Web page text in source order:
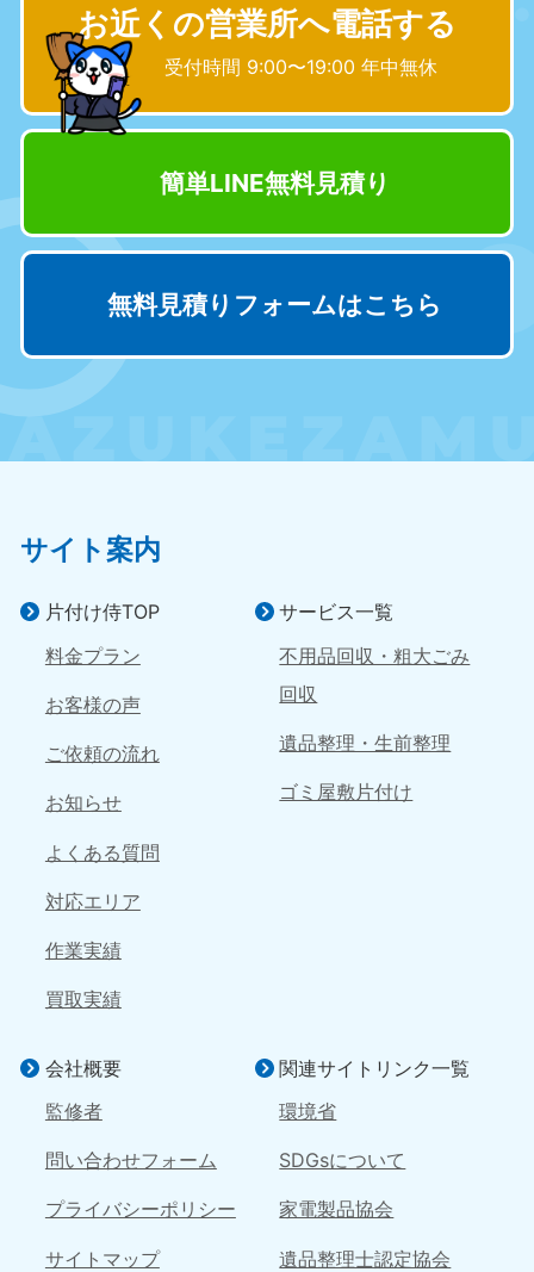
お近くの営業所へ電話する
受付時間 9:00〜19:00 年中無休
簡単LINE無料見積り
無料見積りフォームはこちら
福井県
050-1881-5258
9:00〜19:00 年中無休
石川県
050-1881-5261
9:00〜19:00 年中無休
富山県
050-1881-5262
9:00〜19:00 年中無休
山梨県
9:00〜19:00 年中無休
050-1881-5263
近畿
大阪府
050-1881-5250
9:00〜19:00 年中無休
9:00〜19:00 年中無休
050-1881-5253 050-1881-5252
050-1881-5248
9:00〜19:00 年中無休
中国
050-1881-5146
9:00〜19:00 年中無休
広島県
050-1881-5144
9:00〜19:00 年中無休
050-1881-5145
9:00〜19:00 年中無休
050-1880-9899
9:00〜19:00 年中無休
050-1880-9898
9:00〜19:00 年中無休
サイト案内
片付け侍TOP
料金プラン
お客様の声
ご依頼の流れ
お知らせ
よくある質問
対応エリア
作業実績
買取実績
サービス一覧
不用品回収・粗大ごみ
回収
遺品整理・生前整理
ゴミ屋敷片付け
会社概要
監修者
問い合わせフォーム
プライバシーポリシー
サイトマップ
関連サイトリンク一覧
環境省
SDGsについて
家電製品協会
遺品整理士認定協会